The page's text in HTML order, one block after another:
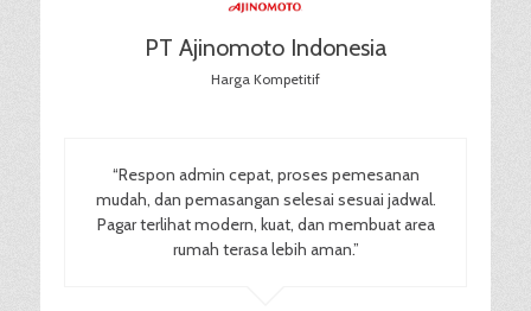
PT Ajinomoto Indonesia
Harga Kompetitif
“Respon admin cepat, proses pemesanan
mudah, dan pemasangan selesai sesuai jadwal.
Pagar terlihat modern, kuat, dan membuat area
rumah terasa lebih aman.”